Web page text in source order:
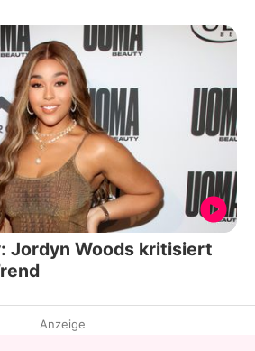
Jordyn Woods kritisiert
Anzeige